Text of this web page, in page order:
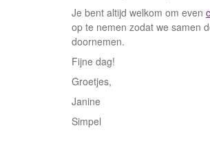
Je bent altijd welkom om even
op te nemen zodat we samen
doornemen.
Fijne dag!
Groetjes,
Janine
Simpel